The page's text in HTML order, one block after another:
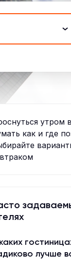
утром
как и где
лучше